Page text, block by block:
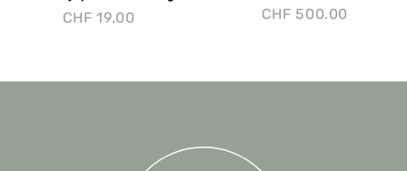
CHF 19.00
CHF 500.00